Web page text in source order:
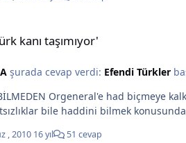
kanı taşımıyor'
şurada cevap verdi: Efendi Türkler
Orgeneral'e had biçmeye
bile haddini bilmek
, 2010 16 yıl 51 cevap